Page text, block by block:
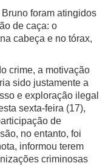
foram atingidos
de caça: o
cabeça e no tórax,
crime, a motivação
sido justamente a
e exploração ilegal
sexta-feira (17),
de
no entanto, foi
informou terem
criminosas